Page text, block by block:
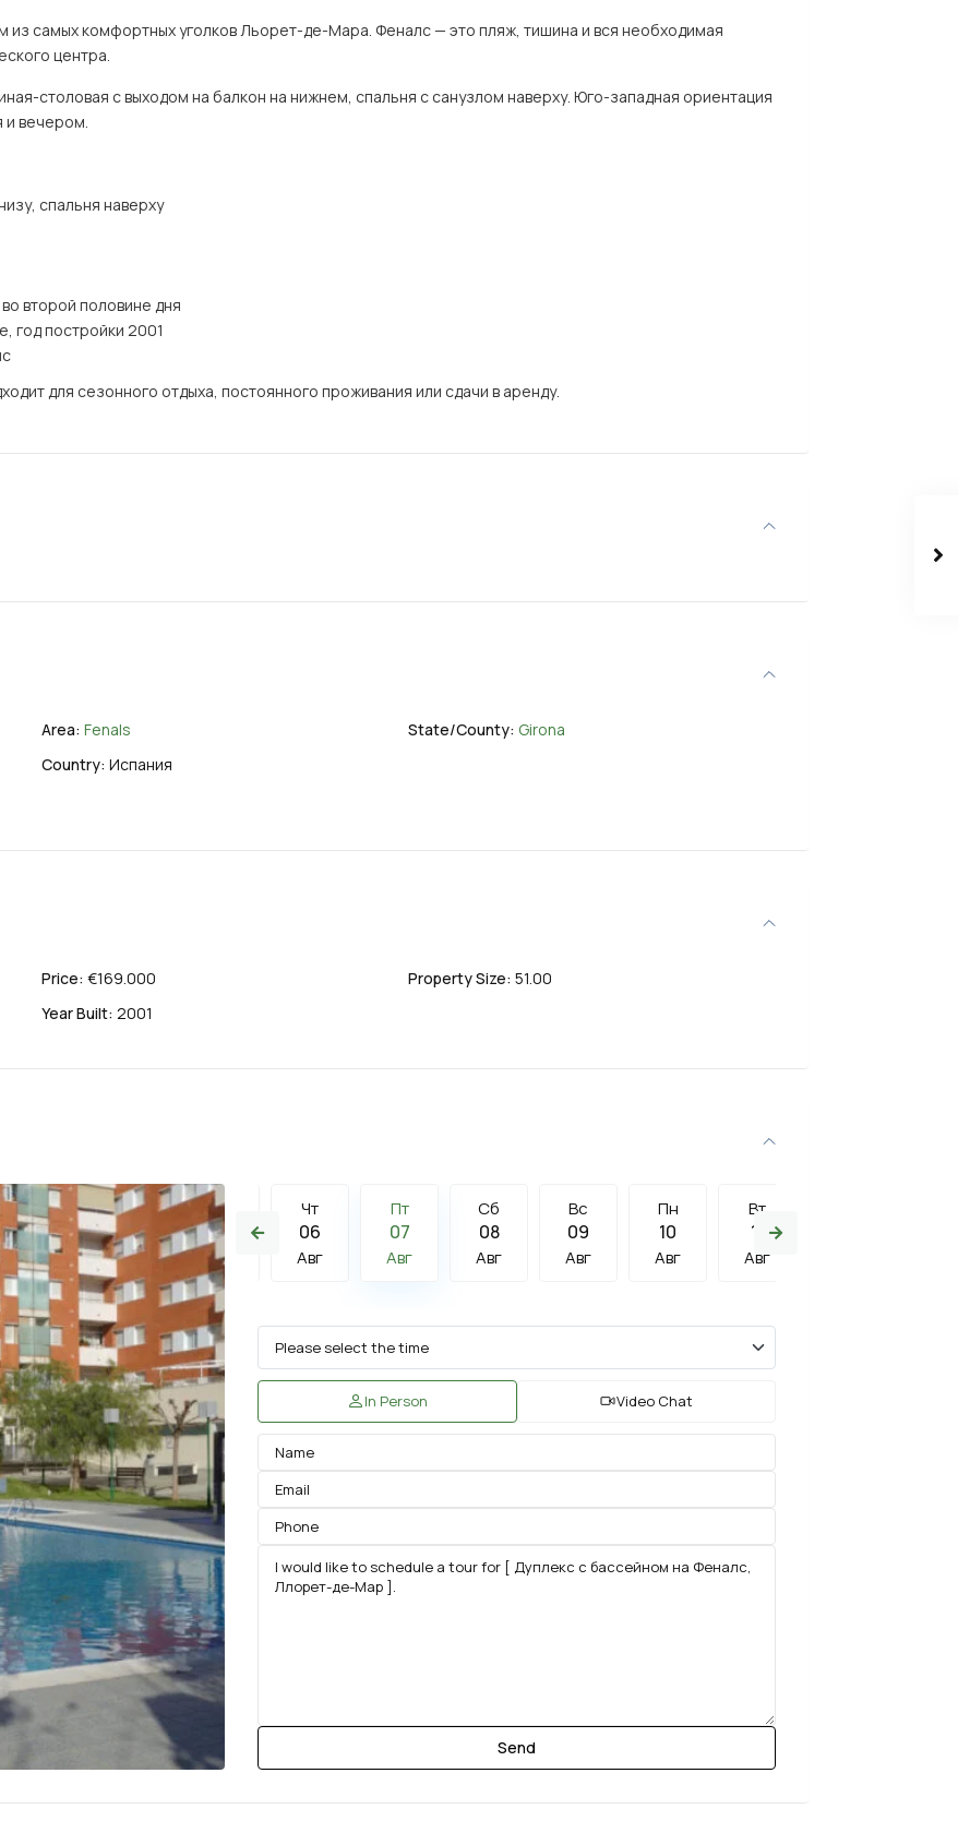
из самых комфортных уголков Льорет-де-Мара. Феналс — это пляж, тишина и вся необходимая
центра.
столовая с выходом на балкон на нижнем, спальня с санузлом наверху. Юго-западная ориентация
и вечером.
спальня наверху
второй половине дня
год постройки 2001
для сезонного отдыха, постоянного проживания или сдачи в аренду.
Area: Fenals State/County: Girona
Country: Испания
Price: €169.000 Property Size: 51.00
Year Built: 2001
Чт
13
Авг
Пт
14
Авг
Сб
15
Авг
Чт
06
Авг
Пт
07
Авг
Сб
08
Авг
Вс
09
Авг
Пн
10
Авг
Вт
11
Авг
In Person Video Chat